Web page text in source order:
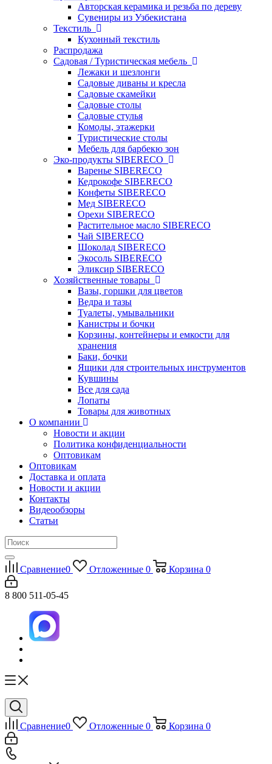
Авторская керамика и резьба по дереву
Сувениры из Узбекистана
Текстиль
Кухонный текстиль
Распродажа
Садовая / Туристическая мебель
Лежаки и шезлонги
Садовые диваны и кресла
Садовые скамейки
Садовые столы
Садовые стулья
Комоды, этажерки
Туристические столы
Мебель для барбекю зон
Эко-продукты SIBERECO
Варенье SIBERECO
Кедрокофе SIBERECO
Конфеты SIBERECO
Мед SIBERECO
Орехи SIBERECO
Растительное масло SIBERECO
Чай SIBERECO
Шоколад SIBERECO
Экосоль SIBERECO
Эликсир SIBERECO
Хозяйственные товары
Вазы, горшки для цветов
Ведра и тазы
Туалеты, умывальники
Канистры и бочки
Корзины, контейнеры и емкости для
хранения
Баки, бочки
Ящики для строительных инструментов
Кувшины
Все для сада
Лопаты
Товары для животных
О компании
Новости и акции
Политика конфиденциальности
Оптовикам
Оптовикам
Доставка и оплата
Новости и акции
Контакты
Видеообзоры
Статьи
Сравнение0 Отложенные 0 Корзина 0
8 800 511-05-45
Сравнение0 Отложенные 0 Корзина 0